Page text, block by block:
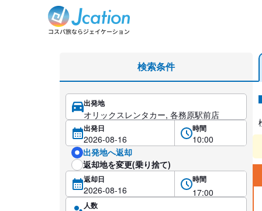
検索条件
出発地
出発日 時間
出発地へ返却
返却地を変更(乗り捨て)
返却日 時間
人数